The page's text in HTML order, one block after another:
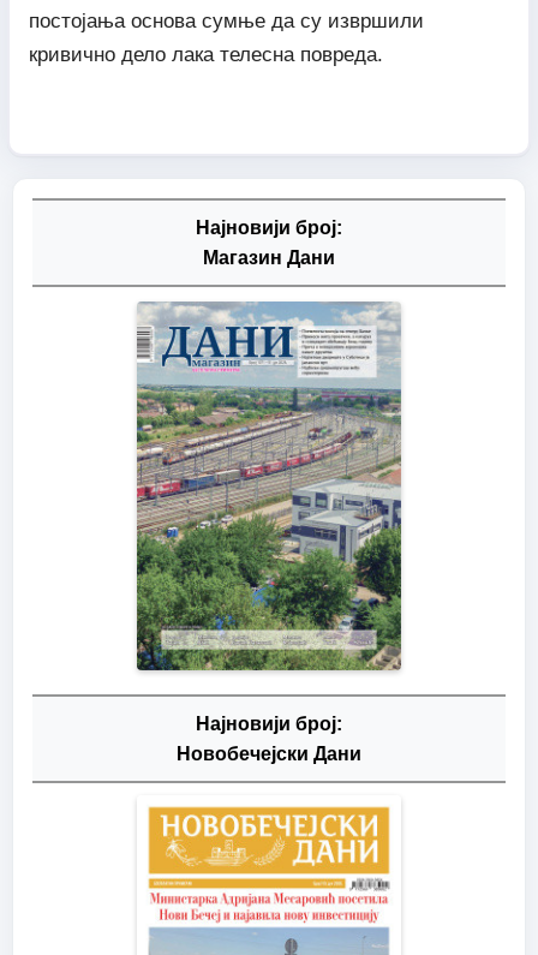
постојања основа сумње да су извршили
кривично дело лака телесна повреда.
Најновији број:
Магазин Дани
Најновији број:
Новобечејски Дани